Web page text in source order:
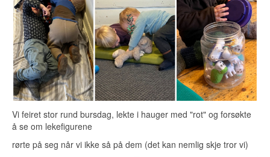
Vi feiret stor rund bursdag, lekte i hauger med "rot" og forsøkte
å se om lekefigurene
rørte på seg når vi ikke så på dem (det kan nemlig skje tror vi)